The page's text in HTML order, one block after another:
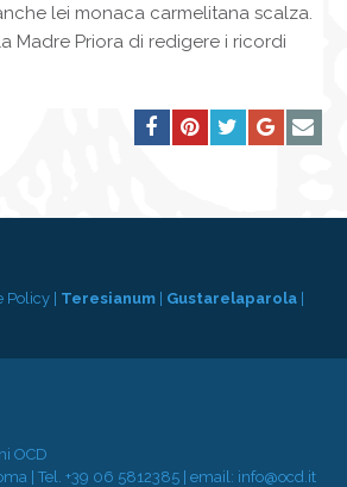
lei monaca carmelitana scalza.
Madre Priora di redigere i ricordi
Policy | Teresianum | Gustarelaparola |
OCD
| Tel. +39 06 5812385 | email: info@ocd.it